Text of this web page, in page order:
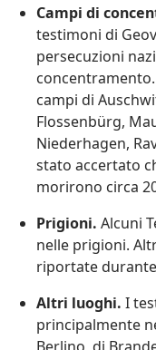
Campi di
testimoni di
persecuzioni
campi di
Flossenbürg,
Niederhagen,
stato accertato
morirono circa
Prigioni. Alcuni
nelle prigioni.
riportate
Altri luoghi. I
principalmente